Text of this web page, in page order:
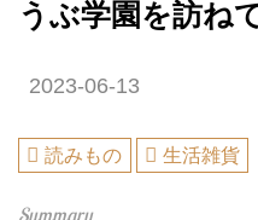
うぶ学園を訪ね
2023-06-13
読みもの 生活雑貨